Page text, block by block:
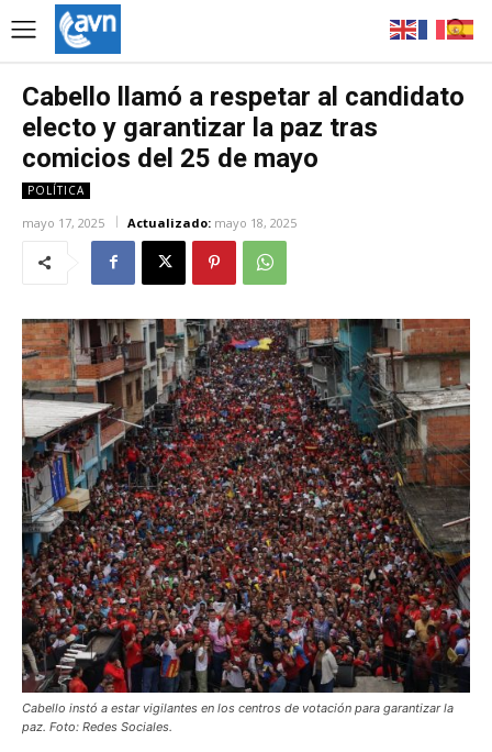
Cabello llamó a respetar al candidato
electo y garantizar la paz tras
comicios del 25 de mayo
POLÍTICA
mayo 17, 2025 Actualizado: mayo 18, 2025
Cabello instó a estar vigilantes en los centros de votación para garantizar la
paz. Foto: Redes Sociales.